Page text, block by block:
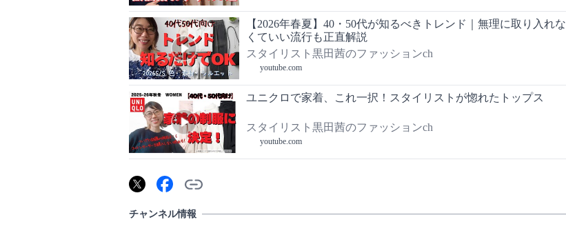
【2026年春夏】40・50代が知るべきトレンド｜無理に取り入れな
くていい流行も正直解説
スタイリスト黒田茜のファッションch
youtube.com
ユニクロで家着、これ一択！スタイリストが惚れたトップス
スタイリスト黒田茜のファッションch
youtube.com
チャンネル情報